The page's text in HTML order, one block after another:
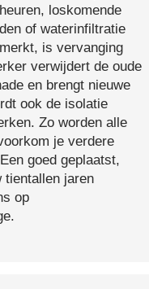
loskomende
of waterinfiltratie
is vervanging
verwijdert de oude
en brengt nieuwe
ook de isolatie
Zo worden alle
je verdere
goed geplaatst,
tientallen jaren
op